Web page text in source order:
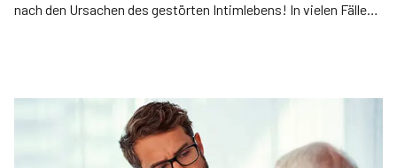
nach den Ursachen des gestörten Intimlebens! In vielen Fällen